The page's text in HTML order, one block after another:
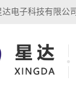
电子科技有限公